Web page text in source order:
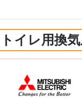
トイレ用換